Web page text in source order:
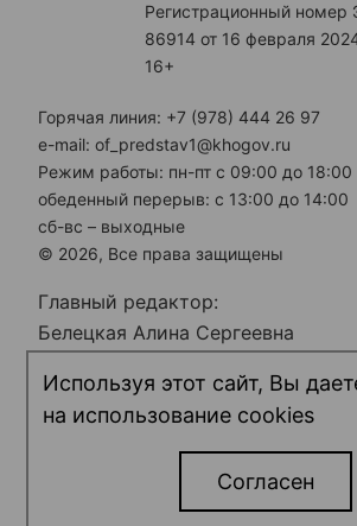
Регистрационный
86914 от 16 февраля
16+
Горячая линия: +7 (978) 444 26 97
e-mail: of_predstav1@khogov.ru
Режим работы: пн-пт с 09:00 до 18:00
обеденный перерыв: с 13:00 до 14:00
сб-вс – выходные
© 2026, Все права защищены
Главный редактор:
Белецкая Алина Сергеевна
predstav_rk@khogov.ru
Телефон редакции: +7 (978) 698
Используя этот сайт, Вы
на использование cookies
Согласен